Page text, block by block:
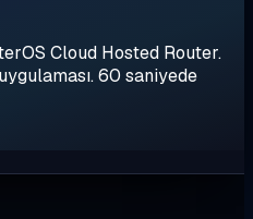
Cloud Hosted Router.
60 saniyede